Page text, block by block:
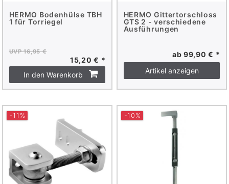
HERMO Bodenhülse TBH
1 für Torriegel
UVP 16,95 €
15,20 € *
In den Warenkorb
HERMO Gittertorschloss
GTS 2 - verschiedene
Ausführungen
ab 99,90 € *
Artikel anzeigen
-11% -10%